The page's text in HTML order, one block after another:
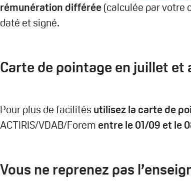
rémunération différée(calculée par votre
daté et signé.
Carte de pointage en juillet et
Pour plus de facilités utilisez la carte de
ACTIRIS/VDAB/Forem entre le 01/09 et le
Vous ne reprenez pas